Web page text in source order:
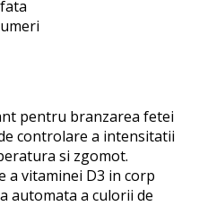
pentru branzarea fetei
controlare a intensitatii
si zgomot.
a vitaminei D3 in corp
automata a culorii de